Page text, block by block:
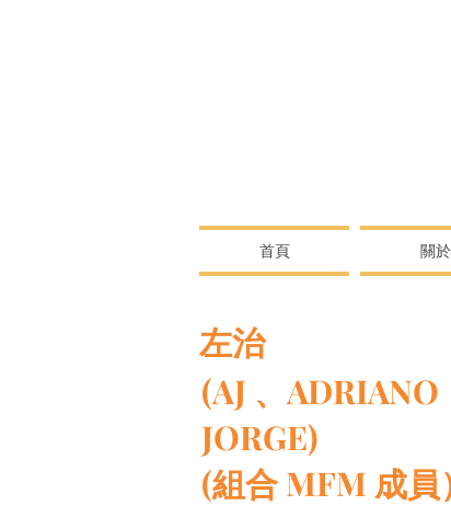
首頁 關
左治
(AJ 、ADRIANO
JORGE)
(組合 MFM 成員